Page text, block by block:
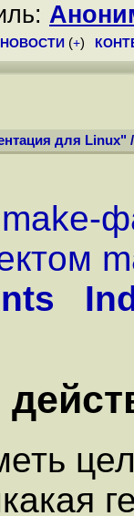
НОВОСТИ (+)
для Linux"